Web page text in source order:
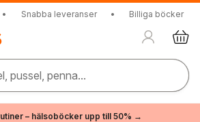
• Snabba leveranser • Billiga böcker
pussel, penna...
– hälsoböcker upp till 50% →